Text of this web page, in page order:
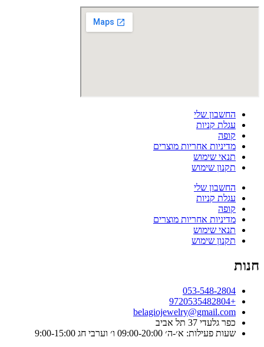
החשבון שלי
עגלת קניות
קופה
מדיניות אחריות מוצרים
תנאי שימוש
תקנון שימוש
החשבון שלי
עגלת קניות
קופה
מדיניות אחריות מוצרים
תנאי שימוש
תקנון שימוש
חנות
053-548-2804
+9720535482804
belagiojewelry@gmail.com
כפר גלעדי 37 תל אביב
שעות פעילות: א׳-ה׳ 09:00-20:00 ו׳ וערבי חג 9:00-15:00